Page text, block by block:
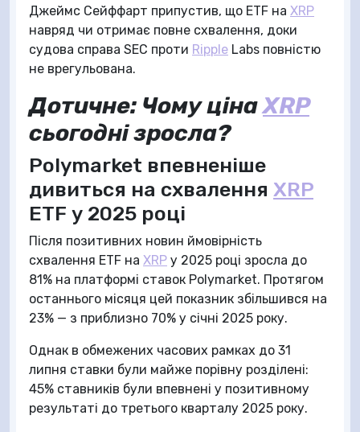
Джеймс Сейффарт припустив, що ETF на XRP
навряд чи отримає повне схвалення, доки
судова справа SEC проти Ripple Labs повністю
не врегульована.
Дотичне: Чому цінаXRP
сьогодні зросла?
Polymarket впевненіше
дивиться на схвалення XRP
ETF у 2025 році
Після позитивних новин ймовірність
схвалення ETF на XRP у 2025 році зросла до
81% на платформі ставок Polymarket. Протягом
останнього місяця цей показник збільшився на
23% — з приблизно 70% у січні 2025 року.
Однак в обмежених часових рамках до 31
липня ставки були майже порівну розділені:
45% ставників були впевнені у позитивному
результаті до третього кварталу 2025 року.